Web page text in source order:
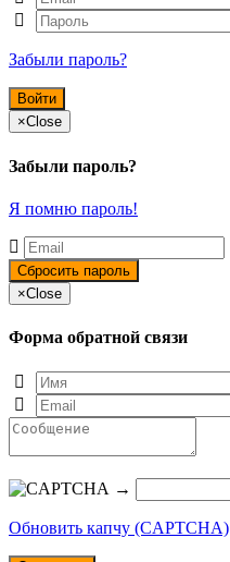
Забыли пароль?
×Close
Забыли пароль?
Я помню пароль!
×Close
Форма обратной связи
→
Обновить капчу (CAPTCHA)